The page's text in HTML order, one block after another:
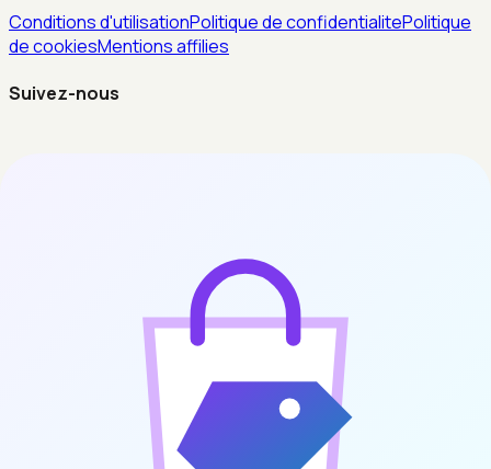
Conditions d'utilisationPolitique de confidentialitePolitique
de cookiesMentions affilies
Suivez-nous